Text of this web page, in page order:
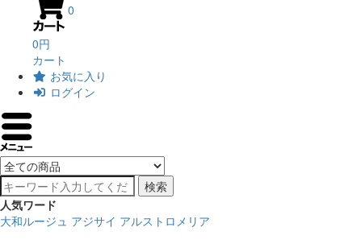
0
0円
カート
お気に入り
ログイン
検索
人気ワード
大和ルージュ アジサイ アルストロメリア